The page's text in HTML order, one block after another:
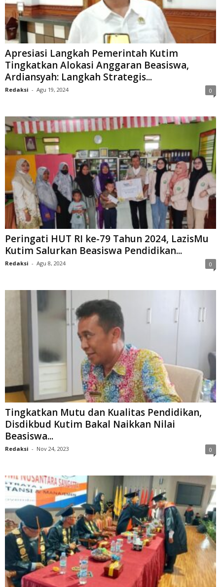
Apresiasi Langkah Pemerintah Kutim
Tingkatkan Alokasi Anggaran Beasiswa,
Ardiansyah: Langkah Strategis...
Redaksi - Agu 19, 2024 0
Peringati HUT RI ke-79 Tahun 2024, LazisMu
Kutim Salurkan Beasiswa Pendidikan...
Redaksi - Agu 8, 2024 0
Tingkatkan Mutu dan Kualitas Pendidikan,
Disdikbud Kutim Bakal Naikkan Nilai
Beasiswa...
Redaksi - Nov 24, 2023 0